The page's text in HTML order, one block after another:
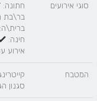
סוגי אירועים
חתונה:
בר\בת
חינה:
אירוע
המטבח
סגנון